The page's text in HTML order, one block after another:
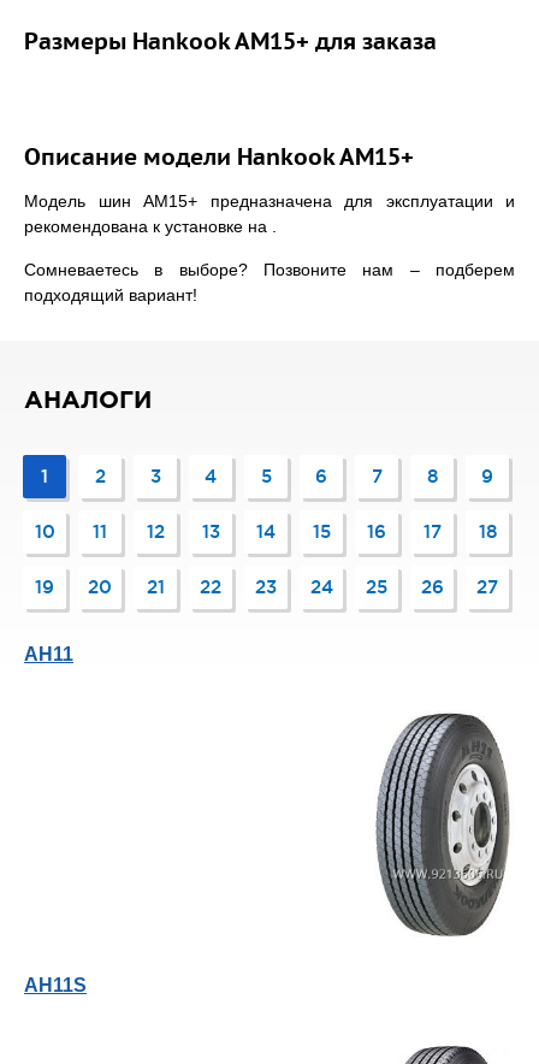
Размеры Hankook AM15+ для заказа
Описание модели Hankook AM15+
Модель шин AM15+ предназначена для эксплуатации и
рекомендована к установке на .
Сомневаетесь в выборе? Позвоните нам – подберем
подходящий вариант!
АНАЛОГИ
1 2 3 4 5 6 7 8 9
10 11 12 13 14 15 16 17 18
19 20 21 22 23 24 25 26 27
AH11
AH11S